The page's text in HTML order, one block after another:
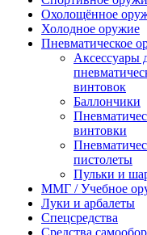
Охолощённое
Холодное оружие
Пневматическое
Аксессуары
винтовок
Баллончики
винтовки
пистолеты
Пульки и
ММГ / Учебное
Луки и арбалеты
Спецсредства
Средства